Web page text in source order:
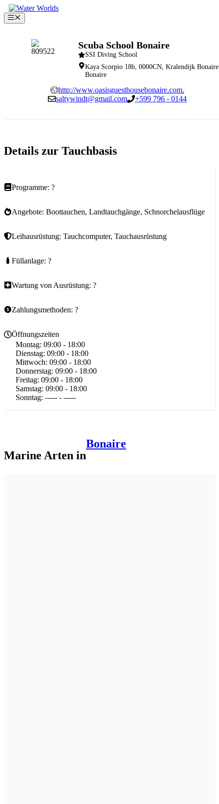
Zum
Inhalt
springen
Menü
Scuba School Bonaire
SSI Diving School
Kaya Scorpio 18b, 0000CN, Kralendijk
Bonaire
http://www.oasisguesthousebonaire.com.
saltywindt@gmail.com
+599 796 - 0144
Details zur Tauchbasis
Programme: ?
Angebote: Boottauchen, Landtauchgänge, Schnorchelausflüge
Leihausrüstung: Tauchcomputer, Tauchausrüstung
Füllanlage: ?
Wartung von Ausrüstung: ?
Zahlungsmethoden: ?
Öffnungszeiten
Montag: 09:00 - 18:00
Dienstag: 09:00 - 18:00
Mittwoch: 09:00 - 18:00
Donnerstag: 09:00 - 18:00
Freitag: 09:00 - 18:00
Samstag: 09:00 - 18:00
Sonntag: ----- - -----
Marine Arten in
Bonaire